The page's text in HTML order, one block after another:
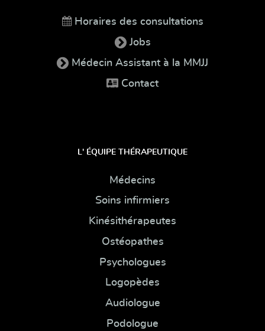
Horaires des consultations
Jobs
Médecin Assistant à la MMJJ
Contact
L' ÉQUIPE THÉRAPEUTIQUE
Médecins
Soins infirmiers
Kinésithérapeutes
Ostéopathes
Psychologues
Logopèdes
Audiologue
Podologue